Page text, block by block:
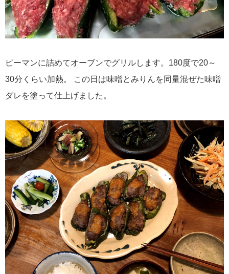
ピーマンに詰めてオーブンでグリルします。180度で20～
30分くらい加熱。 この日は味噌とみりんを同量混ぜた味噌
ダレを塗って仕上げました。